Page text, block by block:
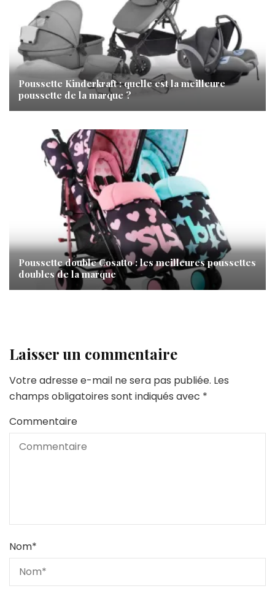
Poussette Kinderkraft : quelle est la meilleure
poussette de la marque ?
Poussette double Cosatto : les meilleures poussettes
doubles de la marque
Laisser un commentaire
Votre adresse e-mail ne sera pas publiée. Les
champs obligatoires sont indiqués avec *
Commentaire
Nom*